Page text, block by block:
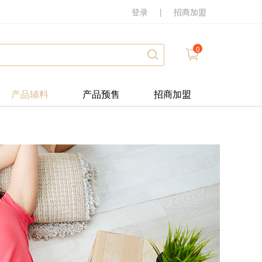
登录 | 招商加盟
0
产品辅料 产品预售 招商加盟